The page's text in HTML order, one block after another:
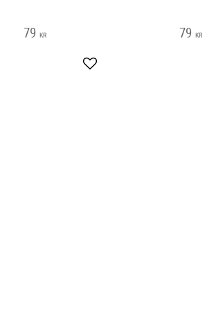
79 KR
Lägg till i favoriter
79 KR